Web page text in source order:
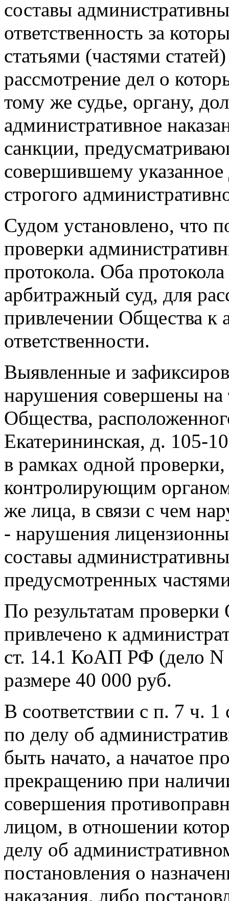
составы
ответственность за
статьями (частями
рассмотрение дел о
тому же судье, органу,
административное
санкции,
совершившему указанное
строгого
Судом установлено, что
проверки
протокола. Оба
арбитражный суд, для
привлечении Общества к
ответственности.
Выявленные и
нарушения совершены на
Общества,
Екатерининская, д. 105-
в рамках одной
контролирующим
же лица, в связи с чем
- нарушения
составы
предусмотренных
По результатам
привлечено к
ст. 14.1 КоАП РФ (дело
размере 40 000 руб.
В соответствии с п. 7 ч.
по делу об
быть начато, а начатое
прекращению при
совершения
лицом, в отношении
делу об
постановления о
наказания, либо